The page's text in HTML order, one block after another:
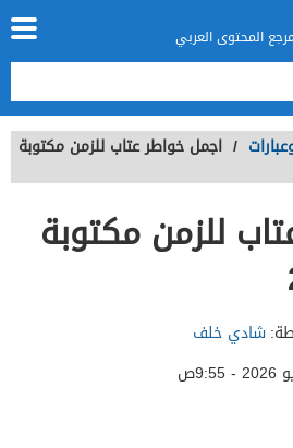
مرجع المحتوى العربي
/ اجمل خواطر عتاب للزمن مكتوبة
للزمن مكتوبة
شادي خلف